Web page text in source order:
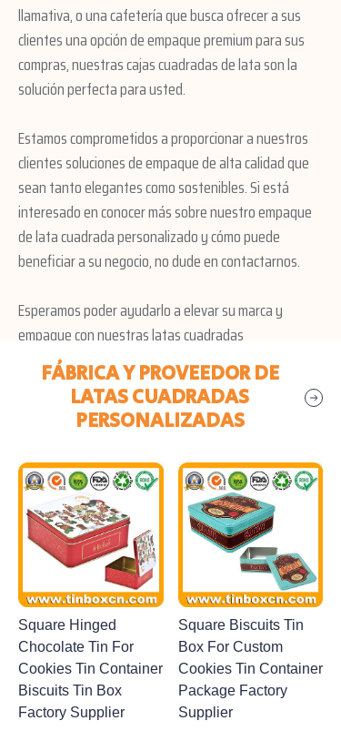
llamativa, o una cafetería que busca ofrecer a sus
clientes una opción de empaque premium para sus
compras, nuestras cajas cuadradas de lata son la
solución perfecta para usted.
Estamos comprometidos a proporcionar a nuestros
clientes soluciones de empaque de alta calidad que
sean tanto elegantes como sostenibles. Si está
interesado en conocer más sobre nuestro empaque
de lata cuadrada personalizado y cómo puede
beneficiar a su negocio, no dude en contactarnos.
Esperamos poder ayudarlo a elevar su marca y
empaque con nuestras latas cuadradas
personalizadas.
Saludos cordiales
Equipo de Brilliant Tin Box Manufacturing Co., Ltd
FÁBRICA Y PROVEEDOR DE
LATAS CUADRADAS
PERSONALIZADAS
Square Hinged
Chocolate Tin For
Cookies Tin Container
Biscuits Tin Box
Factory Supplier
Square Biscuits Tin
Box For Custom
Cookies Tin Container
Package Factory
Supplier